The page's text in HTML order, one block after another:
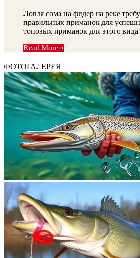
Ловля сома на фидер на реке
правильных приманок для
топовых приманок для этого
Read More »
ФОТОГАЛЕРЕЯ